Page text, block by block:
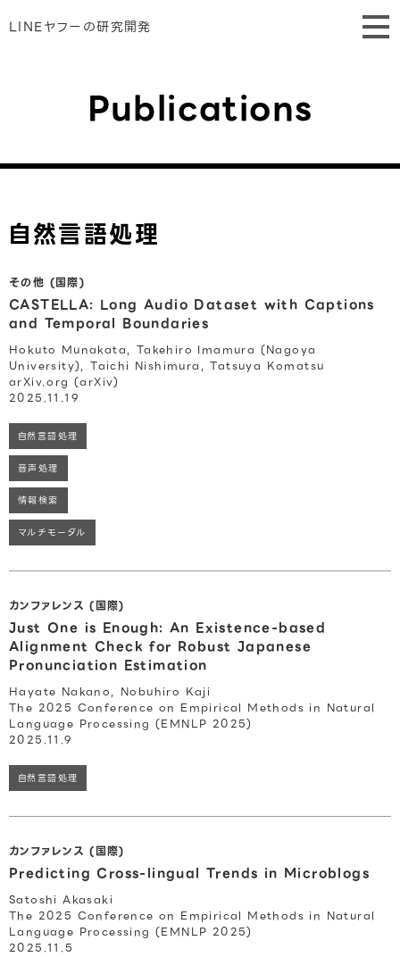
LINEヤフーの研究開発
Publications
自然言語処理
その他 (国際)
CASTELLA: Long Audio Dataset with Captions
and Temporal Boundaries
Hokuto Munakata, Takehiro Imamura (Nagoya
University), Taichi Nishimura, Tatsuya Komatsu
arXiv.org (arXiv)
2025.11.19
自然言語処理
音声処理
情報検索
マルチモーダル
カンファレンス (国際)
Just One is Enough: An Existence-based
Alignment Check for Robust Japanese
Pronunciation Estimation
Hayate Nakano, Nobuhiro Kaji
The 2025 Conference on Empirical Methods in Natural
Language Processing (EMNLP 2025)
2025.11.9
自然言語処理
カンファレンス (国際)
Predicting Cross-lingual Trends in Microblogs
Satoshi Akasaki
The 2025 Conference on Empirical Methods in Natural
Language Processing (EMNLP 2025)
2025.11.5